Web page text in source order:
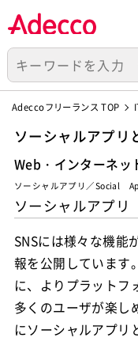
Adeccoフリーランス TOP
ソーシャルアプリ
Web・インターネッ
ソーシャルアプリ／Social
ソーシャルアプリ
SNSには様々な機能
報を公開しています
に、よりプラットフ
多くのユーザが楽し
にソーシャルアプリ